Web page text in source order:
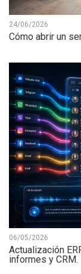
24/06/2026
Cómo abrir un
06/05/2026
Actualización
informes y CRM.